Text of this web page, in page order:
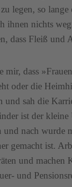
legen, so
ihnen nichts
dass Fleiß und
mir, dass
oder die
sah die
ist der
und nach wurde
gemacht ist.
und machen
und